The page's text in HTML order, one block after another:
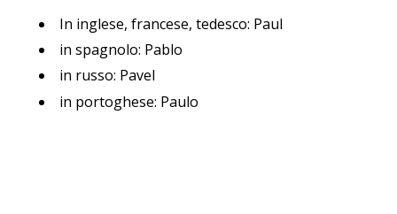
In inglese, francese, tedesco: Paul
in spagnolo: Pablo
in russo: Pavel
in portoghese: Paulo